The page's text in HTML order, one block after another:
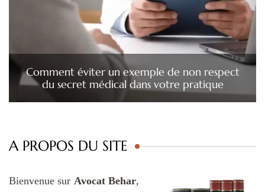
Comment éviter un exemple de non respect
du secret médical dans votre pratique
A PROPOS DU SITE
Bienvenue sur Avocat Behar,